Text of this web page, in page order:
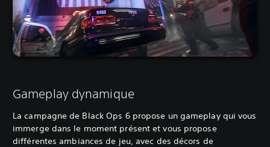
Gameplay dynamique
La campagne de Black Ops 6 propose un gameplay qui vous
immerge dans le moment présent et vous propose
différentes ambiances de jeu, avec des décors de